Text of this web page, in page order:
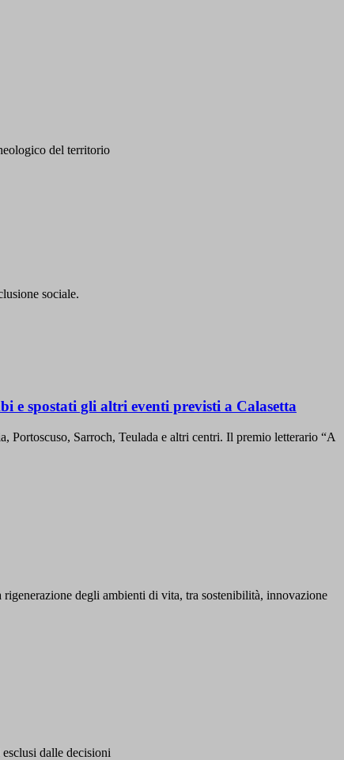
del territorio
sociale.
e spostati gli altri eventi previsti a Calasetta
Portoscuso, Sarroch, Teulada e altri centri. Il premio letterario “A
degli ambienti di vita, tra sostenibilità, innovazione
dalle decisioni